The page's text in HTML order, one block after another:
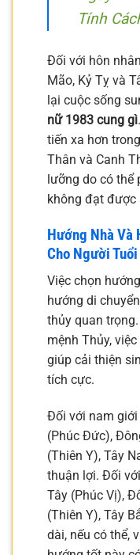
Tính
Đối với hôn
Mão, Kỷ Tỵ và
lại cuộc sống
nữ 1983 cung gì
tiến xa hơn
Thân và Canh
lưỡng do có thể
không đạt được
Hướng Nhà Và
Cho Người
Việc chọn
hướng di
thủy quan
mệnh Thủy,
giúp cải thiện
tích cực.
Đối với nam giới
(Phúc Đức),
(Thiên Y), Tây
thuận lợi. Đối
Tây (Phúc Vị),
(Thiên Y), Tây
dài, nếu có thể,